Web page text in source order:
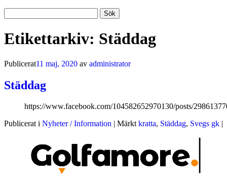
efter:
Etikettarkiv: Städdag
Publicerat11 maj, 2020 av administrator
Städdag
https://www.facebook.com/104582652970130/posts/
Publicerat i Nyheter / Information Märktkratta, Städdag, Svegs gk